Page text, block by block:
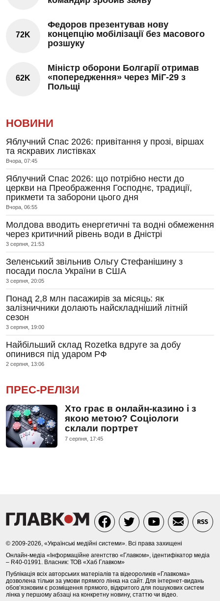
72K
Федоров презентував нову
концепцію мобілізації без масового
розшуку
62K
Міністр оборони Болгарії отримав
«попередження» через МіГ-29 з
Польщі
НОВИНИ
Яблучний Спас 2026: привітання у прозі, віршах
та яскравих листівках
Вчора, 07:45
Яблучний Спас 2026: що потрібно нести до
церкви на Преображення Господнє, традиції,
прикмети та заборони цього дня
Вчора, 06:55
Молдова вводить енергетичні та водні обмеження
через критичний рівень води в Дністрі
3 серпня, 21:53
Зеленський звільнив Ольгу Стефанішину з
посади посла України в США
3 серпня, 20:05
Понад 2,8 млн пасажирів за місяць: як
залізничники долають найскладніший літній
сезон
3 серпня, 19:00
Найбільший склад Rozetka вдруге за добу
опинився під ударом РФ
2 серпня, 13:06
ПРЕС-РЕЛІЗИ
Хто грає в онлайн-казино і з
якою метою? Соціологи
склали портрет
7 серпня, 17:45
© 2009-2026, «Українські медійні системи». Всі права захищені
Онлайн-медіа «Інформаційне агентство «Главком», ідентифікатор медіа
– R40-01991. Власник: ТОВ «Хаб Главком»
Публікація всіх авторських матеріалів та відеороликів «Главкома»
дозволена тільки за умови прямого лінка на сайт. Для інтернет-видань
обов’язковим є розміщення прямого, відкритого для пошукових систем
лінка у першому абзаці на конкретну новину, статтю чи відео.